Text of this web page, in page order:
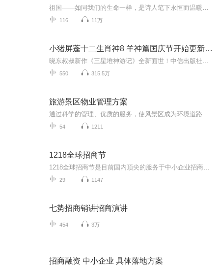
116 11万
小猪屏蓬十二生肖神8 羊神篇国庆节开始更新啦！
550 315.5万
旅游景区物业管理方案
54 1211
1218全球招商节
29 1147
七势招商销讲招商演讲
454 3万
招商融资 中小企业 具体落地方案